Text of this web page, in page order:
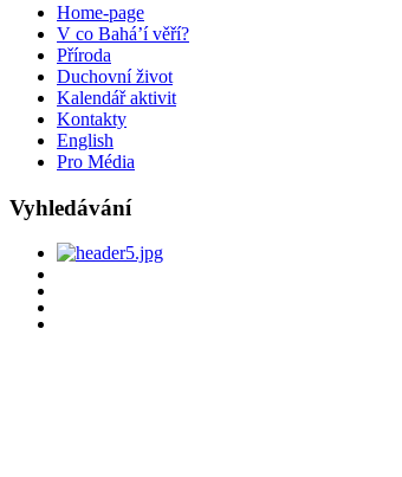
Home-page
V co Bahá’í věří?
Příroda
Duchovní život
Kalendář aktivit
Kontakty
English
Pro Média
Vyhledávání